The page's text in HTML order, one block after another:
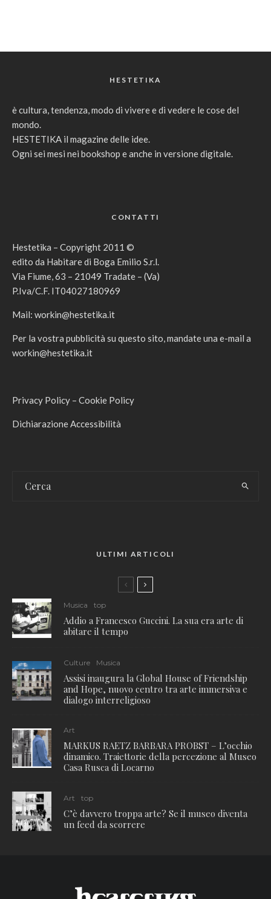
HESTETIKA
è cultura, tendenza, modo di vivere e di vedere le cose del
mondo.
HESTETIKA il magazine delle idee.
Ogni sei mesi nei bookshop e anche in versione digitale.
CONTATTI
Hestetika – Copyright 2011 ©
edito da Habitare di Boga Emilio S.r.l.
Via Fiume, 63 – 21049 Tradate – (Va)
P.Iva/C.F. IT04027180969
Mail: workin@hestetika.it
Per la vostra pubblicità su questo sito, mandate una e-mail a
workin@hestetika.it
Privacy Policy – Cookie Policy
Dichiarazione Accessibilità
ULTIMI ARTICOLI
Musica top
Addio a Francesco Guccini. La sua era arte di
abitare il tempo
Culture Musica
Assisi inaugura la Global House of Friendship
and Hope, nuovo centro tra arte immersiva e
dialogo interreligioso
Art
MARKUS RAETZ BARBARA PROBST – L’occhio
dinamico. Traiettorie della percezione al Museo
Casa Rusca di Locarno
Art top
C’è davvero troppa arte? Se il museo diventa
un feed da scorrere